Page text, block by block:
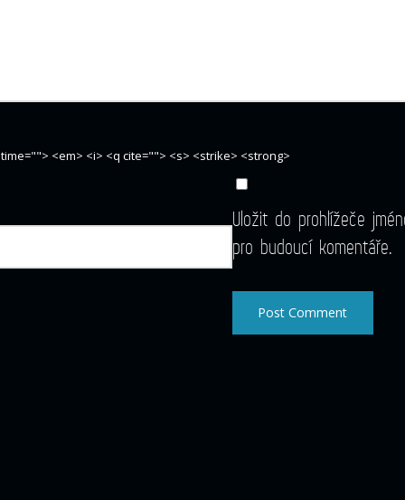
<em> <i> <q cite=""> <s> <strike> <strong>
Uložit do prohlížeče
pro budoucí komentáře.